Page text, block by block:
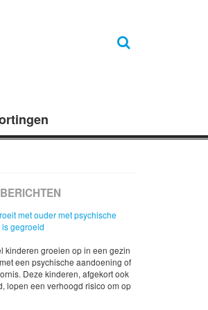
met ouder met psychische
gegroeid
kinderen groeien op in een gezin
een psychische aandoening of
Deze kinderen, afgekort ook
lopen een verhoogd risico om op